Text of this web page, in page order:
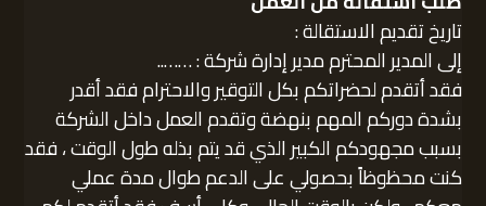
تاريخ تقديم الاستقالة :
إلى المدير المحترم مدير إدارة شركة : ……..
فقد أتقدم لحضراتكم بكل التوقير والاحترام فقد أقدر
بشدة دوركم المهم بنهضة وتقدم العمل داخل الشركة
بسبب مجهودكم الكبير الذي قد يتم بذله طول الوقت ، فقد
كنت محظوظاً بحصولي على الدعم طوال مدة عملي